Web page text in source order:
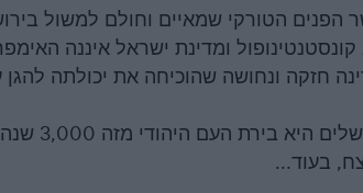
הפנים הטורקי שמאיים וחולם למשול
ומדינת ישראל איננה
חזקה ונחושה שהוכיחה את יכולתה
בעוד…